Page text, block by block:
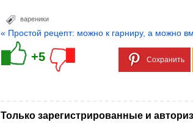
вареники
« Простой рецепт: можно к гарниру, а можно
+5 Сохранить
Только зарегистрированные и